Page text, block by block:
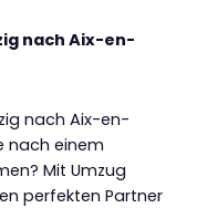
nach Aix-en-
nach Aix-en-
nach einem
Mit Umzug
perfekten Partner